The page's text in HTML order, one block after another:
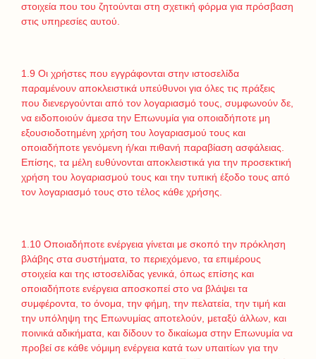
στοιχεία που του ζητούνται στη σχετική φόρμα για πρόσβαση
στις υπηρεσίες αυτού.
1.9 Οι χρήστες που εγγράφονται στην ιστοσελίδα
παραμένουν αποκλειστικά υπεύθυνοι για όλες τις πράξεις
που διενεργούνται από τον λογαριασμό τους, συμφωνούν δε,
να ειδοποιούν άμεσα την Επωνυμία για οποιαδήποτε μη
εξουσιοδοτημένη χρήση του λογαριασμού τους και
οποιαδήποτε γενόμενη ή/και πιθανή παραβίαση ασφάλειας.
Επίσης, τα μέλη ευθύνονται αποκλειστικά για την προσεκτική
χρήση του λογαριασμού τους και την τυπική έξοδο τους από
τον λογαριασμό τους στο τέλος κάθε χρήσης.
1.10 Οποιαδήποτε ενέργεια γίνεται με σκοπό την πρόκληση
βλάβης στα συστήματα, το περιεχόμενο, τα επιμέρους
στοιχεία και της ιστοσελίδας γενικά, όπως επίσης και
οποιαδήποτε ενέργεια αποσκοπεί στο να βλάψει τα
συμφέροντα, το όνομα, την φήμη, την πελατεία, την τιμή και
την υπόληψη της Επωνυμίας αποτελούν, μεταξύ άλλων, και
ποινικά αδικήματα, και δίδουν το δικαίωμα στην Επωνυμία να
προβεί σε κάθε νόμιμη ενέργεια κατά των υπαιτίων για την